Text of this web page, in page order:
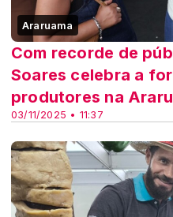
Araruama
03/11/2025 • 11:37
Com recorde de
Soares celebra a
produtores na